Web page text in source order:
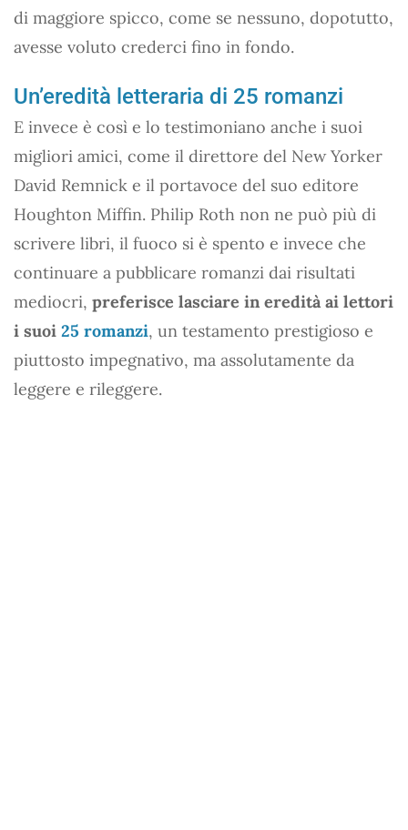
di maggiore spicco, come se nessuno, dopotutto,
avesse voluto crederci fino in fondo.
Un’eredità letteraria di 25 romanzi
E invece è così e lo testimoniano anche i suoi
migliori amici, come il direttore del New Yorker
David Remnick e il portavoce del suo editore
Houghton Miffin. Philip Roth non ne può più di
scrivere libri, il fuoco si è spento e invece che
continuare a pubblicare romanzi dai risultati
mediocri, preferisce lasciare in eredità ai lettori
i suoi 25 romanzi, un testamento prestigioso e
piuttosto impegnativo, ma assolutamente da
leggere e rileggere.